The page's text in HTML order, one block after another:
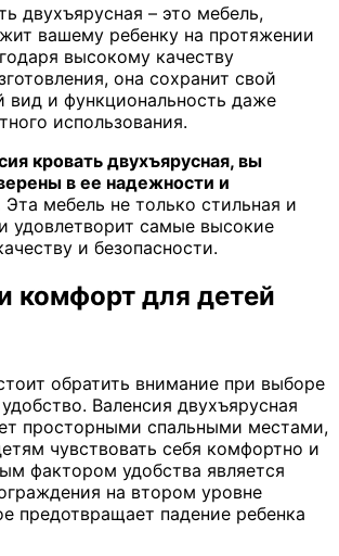
двухъярусная – это мебель,
вашему ребенку на протяжении
высокому качеству
она сохранит свой
вид и функциональность даже
использования.
кровать двухъярусная, вы
в ее надежности и
Эта мебель не только стильная и
удовлетворит самые высокие
и безопасности.
комфорт для детей
обратить внимание при выборе
Валенсия двухъярусная
просторными спальными местами,
чувствовать себя комфортно и
фактором удобства является
на втором уровне
предотвращает падение ребенка